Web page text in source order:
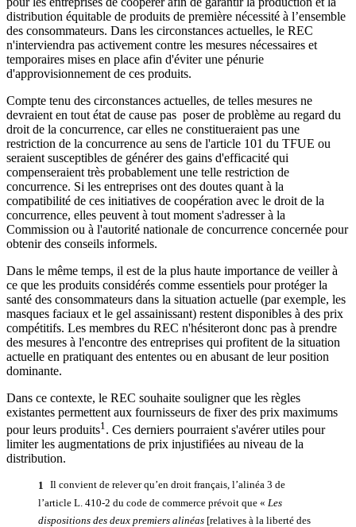
distribution équitable de produits de première nécessité à l’ensemble
des consommateurs. Dans les circonstances actuelles, le REC
n'interviendra pas activement contre les mesures nécessaires et
temporaires mises en place afin d'éviter une pénurie
d'approvisionnement de ces produits.
Compte tenu des circonstances actuelles, de telles mesures ne
devraient en tout état de cause pas poser de problème au regard du
droit de la concurrence, car elles ne constitueraient pas une
restriction de la concurrence au sens de l'article 101 du TFUE ou
seraient susceptibles de générer des gains d'efficacité qui
compenseraient très probablement une telle restriction de
concurrence. Si les entreprises ont des doutes quant à la
compatibilité de ces initiatives de coopération avec le droit de la
concurrence, elles peuvent à tout moment s'adresser à la
Commission ou à l'autorité nationale de concurrence concernée pour
obtenir des conseils informels.
Dans le même temps, il est de la plus haute importance de veiller à
ce que les produits considérés comme essentiels pour protéger la
santé des consommateurs dans la situation actuelle (par exemple, les
masques faciaux et le gel assainissant) restent disponibles à des prix
compétitifs. Les membres du REC n'hésiteront donc pas à prendre
des mesures à l'encontre des entreprises qui profitent de la situation
actuelle en pratiquant des ententes ou en abusant de leur position
dominante.
Dans ce contexte, le REC souhaite souligner que les règles
existantes permettent aux fournisseurs de fixer des prix maximums
pour leurs produits1 . Ces derniers pourraient s'avérer utiles pour
limiter les augmentations de prix injustifiées au niveau de la
distribution.
1
Il convient de relever qu’en droit français, l’alinéa 3 de
l’article L. 410-2 du code de commerce prévoit que « Les
dispositions des deux premiers alinéas [relatives à la liberté des